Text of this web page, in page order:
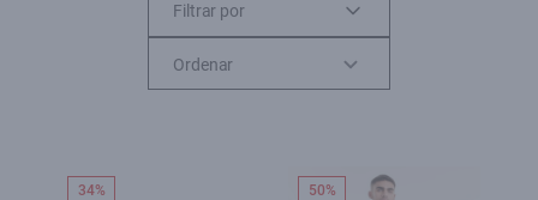
Filtrar por
34%
50%